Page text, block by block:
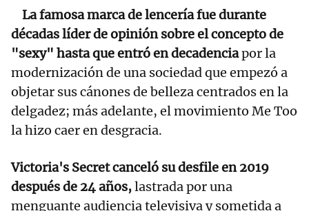
La famosa marca de lencería fue durante
décadas líder de opinión sobre el concepto de
"sexy" hasta que entró en decadenciapor la
modernización de una sociedad que empezó a
objetar sus cánones de belleza centrados en la
delgadez; más adelante, el movimiento Me Too
la hizo caer en desgracia.
Victoria's Secret canceló su desfile en 2019
después de 24 años,lastrada por una
menguante audiencia televisiva y sometida a